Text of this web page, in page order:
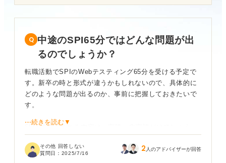
中途のSPI65分ではどんな問題が出
るのでしょうか？
転職活動でSPIのWebテスティング65分を受ける予定で
す。新卒の時と形式が違うかもしれないので、具体的に
どのような問題が出るのか、事前に把握しておきたいで
す。
65分間で課される内容は、言語・非言語だけでしょう
す。また、中途向けSPIで特に対策しておくべき問題
⋯続きを読む▼
その他 回答しない
質問日： 2025/7/16 2 人のアドバイザーが回答